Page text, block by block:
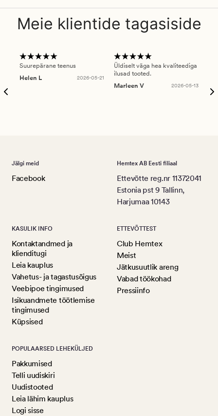
Meie klientide tagasiside
Suurepärane teenus
Helen L
2026-05-21
Üldiselt väga hea kvaliteediga
ilusad tooted.
Marleen V
2026-05-13
Jälgi meid
Facebook
Hemtex AB Eesti filiaal
Ettevõtte reg.nr 11372041
Estonia pst 9 Tallinn,
Harjumaa 10143
KASULIK INFO
Kontaktandmed ja
klienditugi
Leia kauplus
Vahetus- ja tagastusõigus
Veebipoe tingimused
Isikuandmete töötlemise
tingimused
Küpsised
ETTEVÕTTEST
Club Hemtex
Meist
Jätkusuutlik areng
Vabad töökohad
Pressiinfo
POPULAARSED LEHEKÜLJED
Pakkumised
Telli uudiskiri
Uudistooted
Leia lähim kauplus
Logi sisse